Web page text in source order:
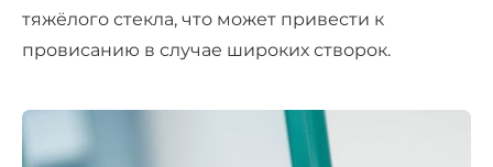
тяжёлого стекла, что может привести к
провисанию в случае широких створок.